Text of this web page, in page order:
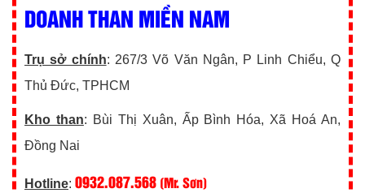
DOANH THAN MIỀN NAM
Trụ sở chính: 267/3 Võ Văn Ngân, P Linh Chiểu, Q
Thủ Đức, TPHCM
Kho than: Bùi Thị Xuân, Ấp Bình Hóa, Xã Hoá An,
Đồng Nai
Hotline: 0932.087.568 (Mr. Sơn)